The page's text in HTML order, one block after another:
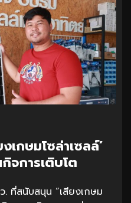
เกษมโซล่าเซลล์’
จการเติบโต
. ที่สนับสนุน “เสียงเกษม